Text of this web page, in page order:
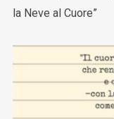
la Neve al Cuore”